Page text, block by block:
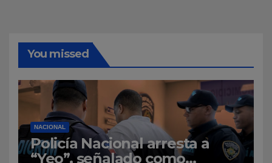
You missed
NACIONAL
Policía Nacional arresta a
“Yeo”, señalado como